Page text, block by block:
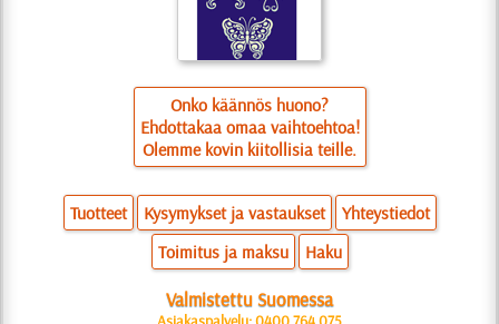
Onko käännös huono?
Ehdottakaa omaa vaihtoehtoa!
Olemme kovin kiitollisia teille.
Tuotteet Kysymykset ja vastaukset
Yhteystiedot
Toimitus ja maksu
Haku
Valmistettu Suomessa